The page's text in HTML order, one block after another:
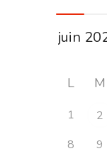
L M
1 2
8
9